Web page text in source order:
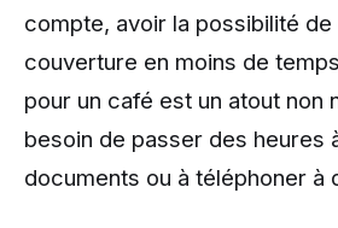
compte, avoir la possibilité
couverture en moins de temps
pour un café est un atout non
besoin de passer des heures
documents ou à téléphoner à